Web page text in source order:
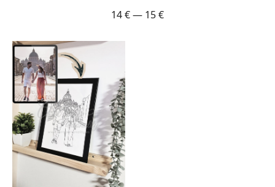
14€— 15€